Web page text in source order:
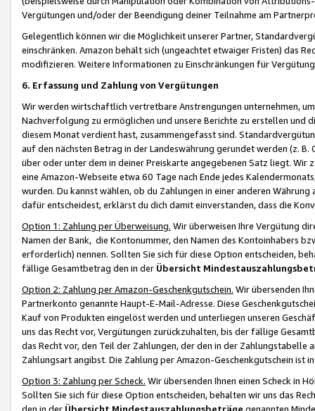
Vergütungen und/oder der Beendigung deiner Teilnahme am
Gelegentlich können wir die Möglichkeit unserer Partner,
einschränken. Amazon behält sich (ungeachtet etwaiger Fristen) das
modifizieren. Weitere Informationen zu Einschränkungen für
6. Erfassung und Zahlung von Vergütungen
Wir werden wirtschaftlich vertretbare Anstrengungen unternehmen,
Nachverfolgung zu ermöglichen und unsere Berichte zu erstellen und
diesem Monat verdient hast, zusammengefasst sind.
auf den nächsten Betrag in der Landeswährung gerundet werden (z.
über oder unter dem in deiner Preiskarte angegebenen Satz liegt.
eine Amazon-Webseite etwa 60 Tage nach Ende jedes
wurden. Du kannst wählen, ob du Zahlungen in einer anderen
dafür entscheidest, erklärst du dich damit einverstanden, dass die
Option 1: Zahlung per Überweisung. Wir überweisen Ihre Vergütung
Namen der Bank, die Kontonummer, den Namen des Kontoinhabers
erforderlich) nennen. Sollten Sie sich für diese Option entscheiden,
fällige Gesamtbetrag den in der Übersicht
Option 2: Zahlung per Amazon-Geschenkgutschein. Wir übersenden
Partnerkonto genannte Haupt-E-Mail-Adresse. Diese
Kauf von Produkten eingelöst werden und unterliegen unseren
uns das Recht vor, Vergütungen zurückzuhalten, bis der fällige
das Recht vor, den Teil der Zahlungen, der den in der
Zahlungsart angibst. Die Zahlung per Amazon-Geschenkgutschein ist
Option 3: Zahlung per Scheck. Wir übersenden Ihnen einen Scheck in
Sollten Sie sich für diese Option entscheiden, behalten wir uns das
den in der Übersicht Mindestauszahlungsbeträge genannten